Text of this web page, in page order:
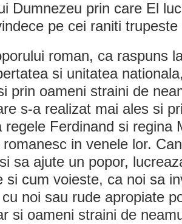
Dumnezeu prin care El
pe cei raniti trupeste
roman, ca raspuns
si unitatea
prin oameni straini de
s-a realizat mai ales si
regele Ferdinand si regina
in venele lor.
sa ajute un popor,
si cum voieste, ca noi sa
noi sau rude apropiate
si oameni straini de